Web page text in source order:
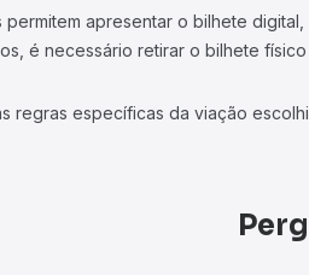
permitem apresentar o bilhete
é necessário retirar o bilhete
regras específicas da viação